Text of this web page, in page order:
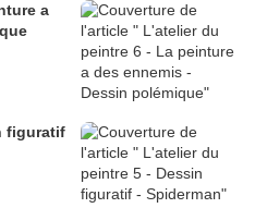
a
figuratif